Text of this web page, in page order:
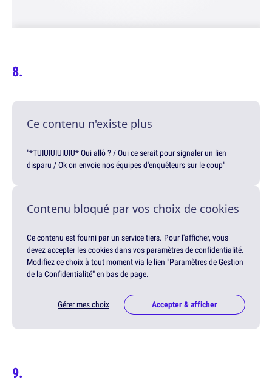
Ce contenu n'existe plus
"*TUIUIUIUIUIU* Oui allô ? / Oui ce serait pour signaler un lien
disparu / Ok on envoie nos équipes d'enquêteurs sur le coup"
Contenu bloqué par vos choix de cookies
Ce contenu est fourni par un service tiers. Pour l'afficher, vous
devez accepter les cookies dans vos paramètres de confidentialité.
Modifiez ce choix à tout moment via le lien "Paramètres de Gestion
de la Confidentialité" en bas de page.
Gérer mes choix Accepter & afficher